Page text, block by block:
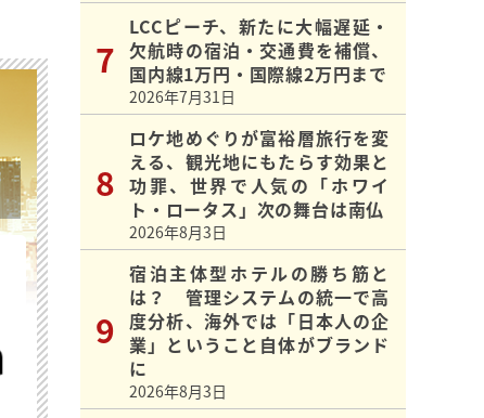
LCCピーチ、新たに大幅遅延・
欠航時の宿泊・交通費を補償、
国内線1万円・国際線2万円まで
2026年7月31日
ロケ地めぐりが富裕層旅行を変
える、観光地にもたらす効果と
功罪、世界で人気の「ホワイ
ト・ロータス」次の舞台は南仏
2026年8月3日
宿泊主体型ホテルの勝ち筋と
は？ 管理システムの統一で高
度分析、海外では「日本人の企
業」ということ自体がブランド
に
2026年8月3日